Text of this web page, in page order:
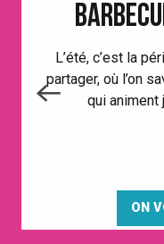
L’été, c’est la
partager, où l’on
qui animent
ON